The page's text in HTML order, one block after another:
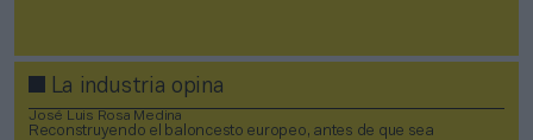
La industria opina
José Luis Rosa Medina
Reconstruyendo el baloncesto europeo, antes de que sea